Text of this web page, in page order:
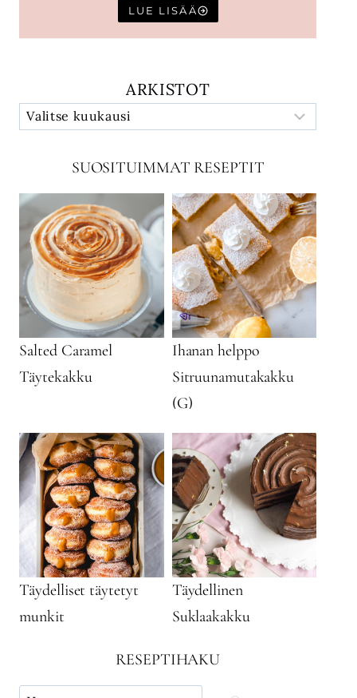
LUE LISÄÄ
ARKISTOT
SUOSITUIMMAT RESEPTIT
Salted Caramel
Täytekakku
Ihanan helppo
Sitruunamutakakku
(G)
Täydelliset täytetyt
munkit
Täydellinen
Suklaakakku
RESEPTIHAKU
Käytä